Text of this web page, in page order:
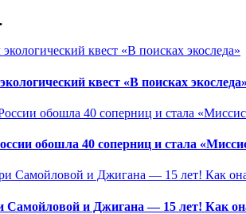
квест «В поисках экоследа»
обошла 40 соперниц и стала
Самойловой и Джигана — 15 лет! Как